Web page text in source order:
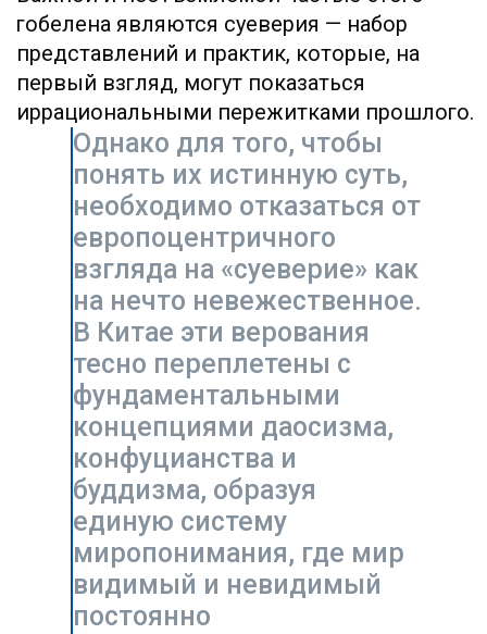
Оглавление
Китайские суеверия:
невидимые нити бытия
Философская основа: Ци, Инь и Ян и
гармония
Числа как предзнаменования
Духи предков и мир потусторонний
Повседневные табу и практики на
тесно переплетены с
фундаментальными
концепциями даосизма,
конфуцианства и
буддизма, образуя
единую систему
миропонимания, где мир
видимый и невидимый
постоянно
взаимодействуют.